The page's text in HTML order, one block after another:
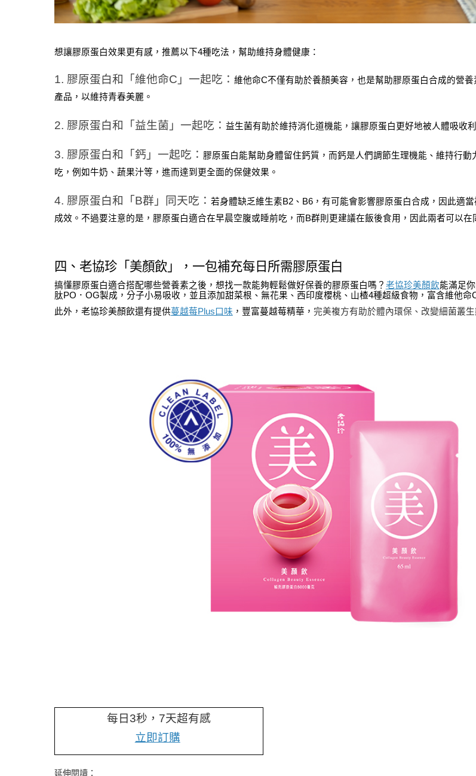
想讓膠原蛋白效果更有感，推薦以下4種吃法，幫助維持身體健康：
1. 膠原蛋白和「維他命C」一起吃： 維他命C不僅有助於養顏美容，也是幫助膠原蛋白合成的營
產品，以維持青春美麗。
2. 膠原蛋白和「益生菌」一起吃： 益生菌有助於維持消化道機能，讓膠原蛋白更好地被人體吸收
3. 膠原蛋白和「鈣」一起吃： 膠原蛋白能幫助身體留住鈣質，而鈣是人們調節生理機能、維持行
吃，例如牛奶、蔬果汁等，進而達到更全面的保健效果。
4. 膠原蛋白和「B群」同天吃： 若身體缺乏維生素B2、B6，有可能會影響膠原蛋白合成，因此適
成效。不過要注意的是，膠原蛋白適合在早晨空腹或睡前吃，而B群則更建議在飯後食用，因此兩者可以在
四、老協珍「美顏飲」，一包補充每日所需膠原蛋白
搞懂膠原蛋白適合搭配哪些營養素之後，想找一款能夠輕鬆做好保養的膠原蛋白嗎？ 老協珍美顏飲能滿足
肽PO．OG製成，分子小易吸收，並且添加甜菜根、無花果、西印度櫻桃、山楂4種超級食物，富含維他
此外，老協珍美顏飲還有提供蔓越莓Plus口味 ，豐富蔓越莓精華， 完美複方有助於體內環保、改變細菌叢生
每日3秒，7天超有感
立即訂購
延伸閱讀：